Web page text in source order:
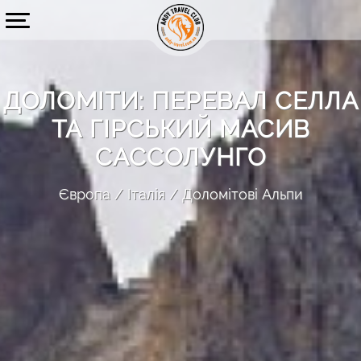
ДОЛОМІТИ: ПЕРЕВАЛ СЕЛЛА
ТА ГІРСЬКИЙ МАСИВ
САССОЛУНГО
Європа Італія Доломітові Альпи